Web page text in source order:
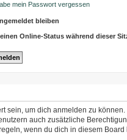
mein Passwort vergessen
bleiben
Online-Status während dieser
sein, um dich anmelden zu
auch zusätzliche
wenn du dich in diesem Board